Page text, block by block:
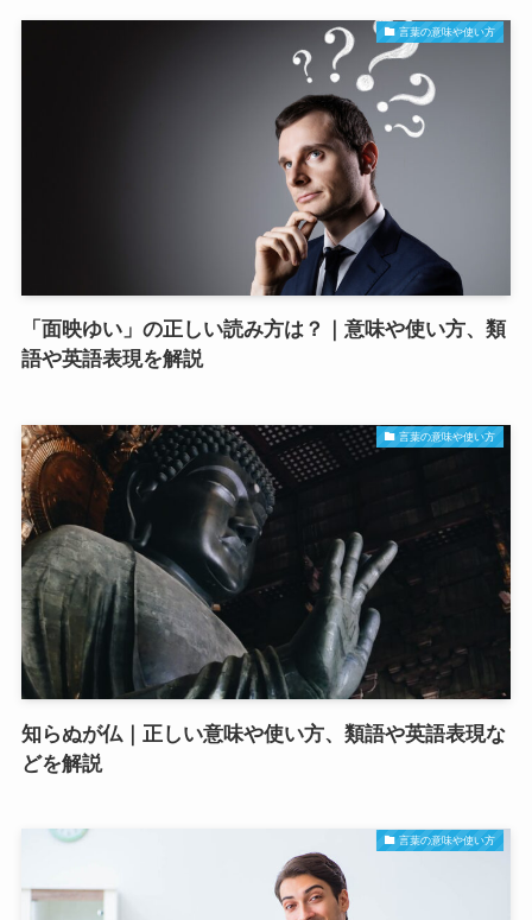
言葉の意味や使い方
「面映ゆい」の正しい読み方は？｜意味や使い方、類
語や英語表現を解説
言葉の意味や使い方
知らぬが仏｜正しい意味や使い方、類語や英語表現な
どを解説
言葉の意味や使い方